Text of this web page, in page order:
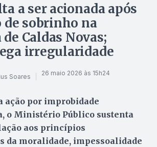
a ser acionada após
de sobrinho na
Caldas Novas;
irregularidade
Soares 26 maio 2026 às 15h24
ação por improbidade
o Ministério Público sustenta
aos princípios
da moralidade, impessoalidade